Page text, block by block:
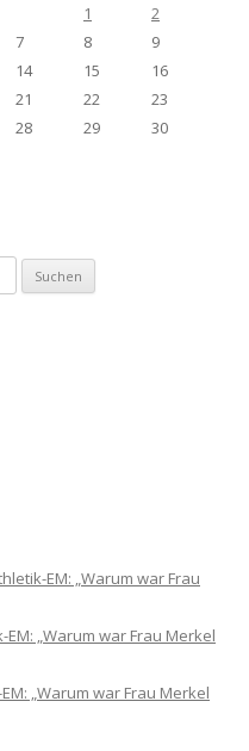
1
2
7 8
9
14 15
16
21 22
23
28 29
30
EM: „Warum war Frau
„Warum war Frau Merkel
„Warum war Frau Merkel